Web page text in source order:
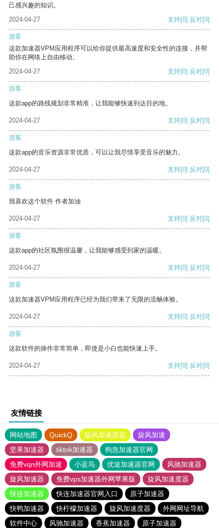
己感兴趣的知识。
2024-04-27
支持[0] 反对[0]
游客
这款加速器VPM应用程序可以给你提供最高速度和安全性的连接，并帮
助你在网络上自由移动。
2024-04-27
支持[0] 反对[0]
游客
这款app的路线规划非常精准，让我能够快速到达目的地。
2024-04-27 支持[0] 反对[0]
游客
这款app的音乐资源非常优质，可以让我尽情享受音乐的魅力。
2024-04-27 支持[0] 反对[0]
游客
我喜欢这个软件 作者加油
2024-04-27 支持[0] 反对[0]
游客
这款app的社区氛围很温馨，让我能够感受到家的温暖。
2024-04-27 支持[0] 反对[0]
游客
这款加速器VPM应用程序已经为我们带来了无限的流畅体验。
2024-04-27 支持[0] 反对[0]
游客
这款软件的操作非常简单，即使是小白也能快速上手。
2024-04-27 支持[0] 反对[0]
友情链接
网站地图 QuickQ 旋风加速度器
旋风加速
坚果加速器
tiktok加速器
狗急加速器官网
免费vqn外网加速
小蓝鸟 优途加速器官网
风驰加速器
旋风加速器
免费vps加速器外网苹果版
旋风加速度器
快连加速器
快连加速器官网入口
原子加速器
快鸭加速器
快柠檬加速器 旋风加速度器
外网网址导航
软件中心
风驰加速器 香蕉加速器 原子加速器